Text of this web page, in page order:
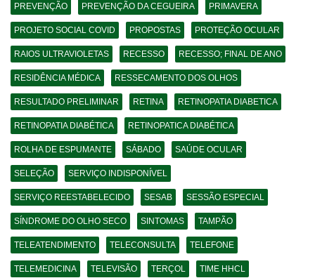
PREVENÇÃO PREVENÇÃO DA CEGUEIRA PRIMAVERA
PROJETO SOCIAL COVID PROPOSTAS PROTEÇÃO OCULAR
RAIOS ULTRAVIOLETAS RECESSO RECESSO; FINAL DE ANO
RESIDÊNCIA MÉDICA RESSECAMENTO DOS OLHOS
RESULTADO PRELIMINAR RETINA RETINOPATIA DIABETICA
RETINOPATIA DIABÉTICA RETINOPATICA DIABÉTICA
ROLHA DE ESPUMANTE SÁBADO SAÚDE OCULAR
SELEÇÃO SERVIÇO INDISPONÍVEL
SERVIÇO REESTABELECIDO SESAB SESSÃO ESPECIAL
SÍNDROME DO OLHO SECO SINTOMAS TAMPÃO
TELEATENDIMENTO TELECONSULTA TELEFONE
TELEMEDICINA TELEVISÃO TERÇOL TIME HHCL